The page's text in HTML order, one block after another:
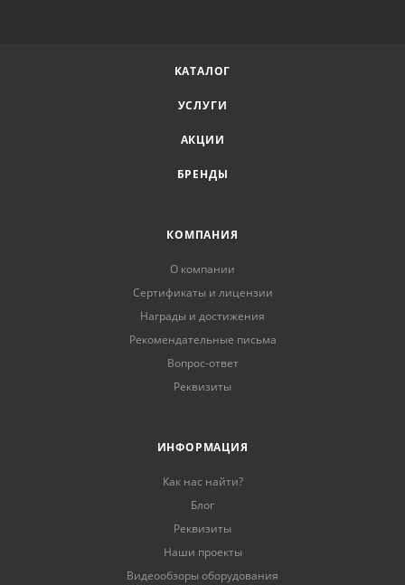
КАТАЛОГ
УСЛУГИ
АКЦИИ
БРЕНДЫ
КОМПАНИЯ
О компании
Сертификаты и лицензии
Награды и достижения
Рекомендательные письма
Вопрос-ответ
Реквизиты
ИНФОРМАЦИЯ
Как нас найти?
Блог
Реквизиты
Наши проекты
Видеообзоры оборудования